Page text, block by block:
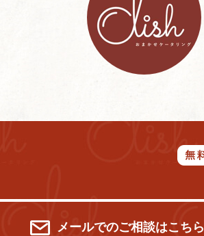
メールでのご相談はこちら